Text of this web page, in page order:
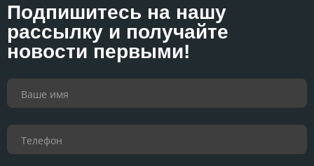
Подпишитесь на нашу
рассылку и получайте
новости первыми!